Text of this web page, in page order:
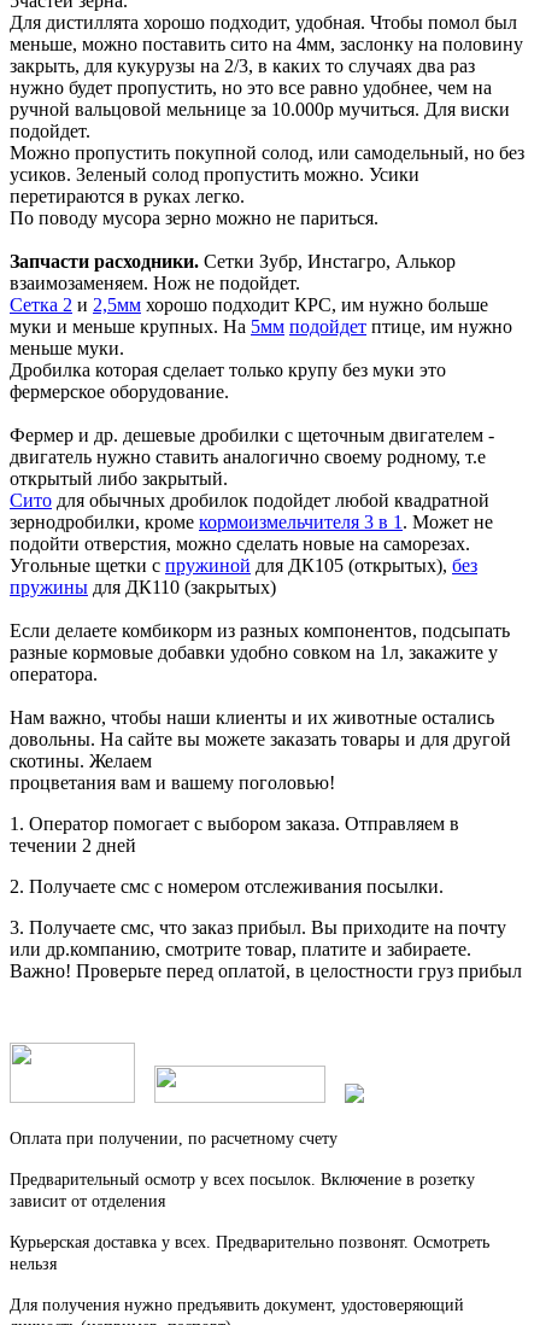
Для дистиллята хорошо подходит, удобная. Чтобы помол был
меньше, можно поставить сито на 4мм, заслонку на половину
закрыть, для кукурузы на 2/3, в каких то случаях два раз
нужно будет пропустить, но это все равно удобнее, чем на
ручной вальцовой мельнице за 10.000р мучиться. Для виски
подойдет.
Можно пропустить покупной солод, или самодельный, но без
усиков. Зеленый солод пропустить можно. Усики
перетираются в руках легко.
По поводу мусора зерно можно не париться.
Запчасти расходники. Сетки Зубр, Инстагро, Алькор
взаимозаменяем. Нож не подойдет.
Сетка 2 и 2,5мм хорошо подходит КРС, им нужно больше
муки и меньше крупных. На 5мм подойдет птице, им нужно
меньше муки.
Дробилка которая сделает только крупу без муки это
фермерское оборудование.
Фермер и др. дешевые дробилки с щеточным двигателем -
двигатель нужно ставить аналогично своему родному, т.е
открытый либо закрытый.
Сито для обычных дробилок подойдет любой квадратной
зернодробилки, кроме кормоизмельчителя 3 в 1 . Может не
подойти отверстия, можно сделать новые на саморезах.
Угольные щетки с пружиной для ДК105 (открытых), без
пружины для ДК110 (закрытых)
Если делаете комбикорм из разных компонентов, подсыпать
разные кормовые добавки удобно совком на 1л, закажите у
оператора.
Нам важно, чтобы наши клиенты и их животные остались
довольны. На сайте вы можете заказать товары и для другой
скотины. Желаем
процветания вам и вашему поголовью!
1. Оператор помогает с выбором заказа. Отправляем в
течении 2 дней
2. Получаете смс с номером отслеживания посылки.
3. Получаете смс, что заказ прибыл. Вы приходите на почту
или др.компанию, смотрите товар, платите и забираете.
Важно! Проверьте перед оплатой, в целостности груз прибыл
Оплата при получении, по расчетному счету
Предварительный осмотр у всех посылок. Включение в розетку
зависит от отделения
Курьерская доставка у всех. Предварительно позвонят. Осмотреть
нельзя
Для получения нужно предъявить документ, удостоверяющий